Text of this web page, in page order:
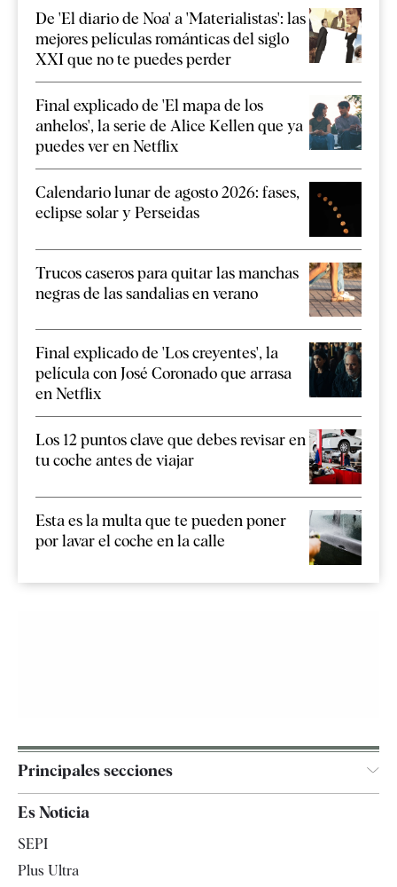
De 'El diario de Noa' a 'Materialistas': las
mejores películas románticas del siglo
XXI que no te puedes perder
Final explicado de 'El mapa de los
anhelos', la serie de Alice Kellen que ya
puedes ver en Netflix
Calendario lunar de agosto 2026: fases,
eclipse solar y Perseidas
Trucos caseros para quitar las manchas
negras de las sandalias en verano
Final explicado de 'Los creyentes', la
película con José Coronado que arrasa
en Netflix
Los 12 puntos clave que debes revisar en
tu coche antes de viajar
Esta es la multa que te pueden poner
por lavar el coche en la calle
Principales secciones
Es Noticia
SEPI
Plus Ultra